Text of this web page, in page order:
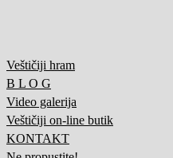
Veštičiji hram
B L O G
Video galerija
Veštičiji on-line butik
KONTAKT